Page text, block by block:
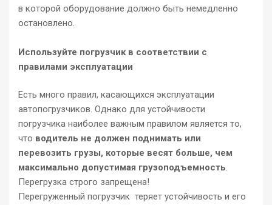
в которой оборудование должно быть немедленно
остановлено.
Используйте погрузчик в соответствии с
правилами эксплуатации
Есть много правил, касающихся эксплуатации
автопогрузчиков. Однако для устойчивости
погрузчика наиболее важным правилом является то,
что водитель не должен поднимать или
перевозить грузы, которые весят больше, чем
максимально допустимая грузоподъемность.
Перегрузка строго запрещена!
Перегруженный погрузчик теряет устойчивость и его